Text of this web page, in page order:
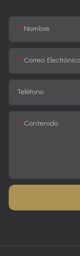
Nombre
Correo Electrónico
Teléfono
Contenido